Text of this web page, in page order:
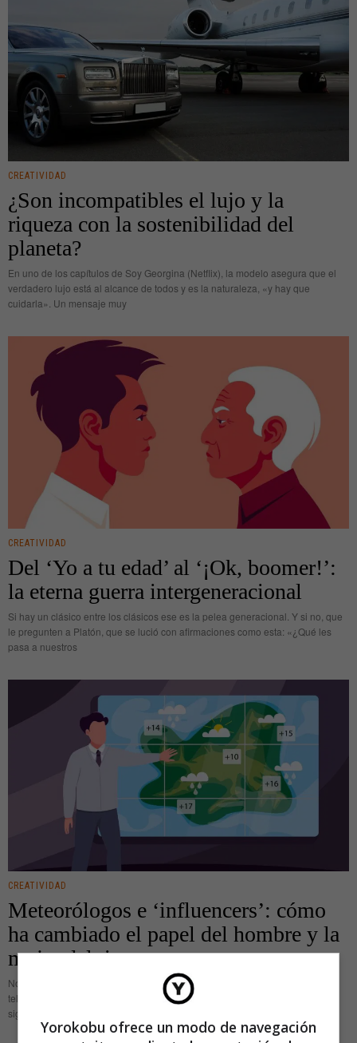
CREATIVIDAD
¿Son incompatibles el lujo y la
riqueza con la sostenibilidad del
planeta?
En uno de los capítulos de Soy Georgina (Netflix), la modelo asegura que el
verdadero lujo está al alcance de todos y es la naturaleza, «y hay que
cuidarla». Un mensaje muy
CREATIVIDAD
Del ‘Yo a tu edad’ al ‘¡Ok, boomer!’:
la eterna guerra intergeneracional
Si hay un clásico entre los clásicos ese es la pelea generacional. Y si no, que
le pregunten a Platón, que se lució con afirmaciones como esta: «¿Qué les
pasa a nuestros
CREATIVIDAD
Meteorólogos e ‘influencers’: cómo
ha cambiado el papel del hombre y la
mujer del tiempo
No hace tanto tiempo, el papel del hombre o de la mujer del tiempo en
televisión se limitaba a anunciar la previsión meteorológica para el día
siguiente y señalar en un mapa
Yorokobu ofrece un modo de navegación